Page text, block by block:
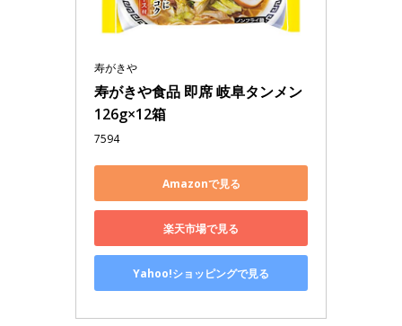
寿がきや
寿がきや食品 即席 岐阜タンメン
126g×12箱
7594
Amazonで見る
楽天市場で見る
Yahoo!ショッピングで見る